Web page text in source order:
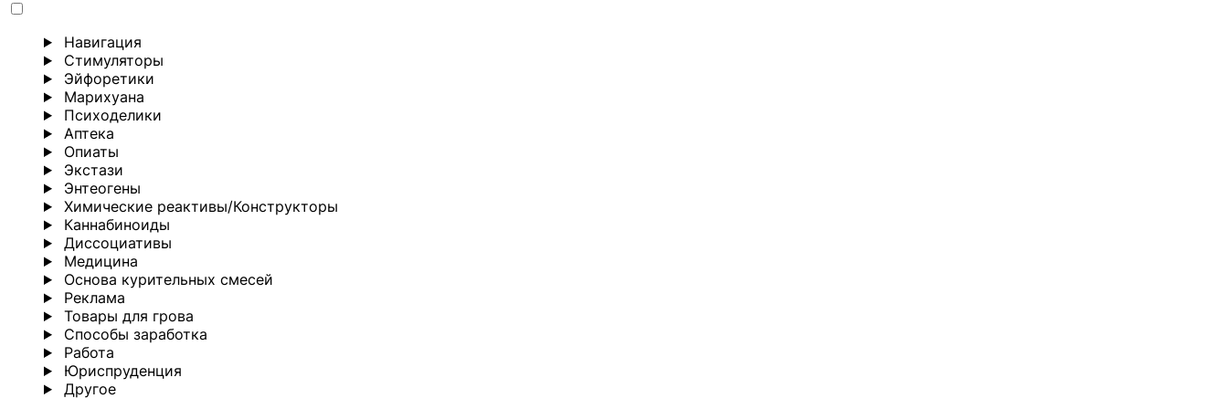
Навигация
Стимуляторы
Эйфоретики
Марихуана
Психоделики
Аптека
Опиаты
Экстази
Энтеогены
Химические реактивы/Конструкторы
Каннабиноиды
Диссоциативы
Медицина
Основа курительных смесей
Реклама
Товары для грова
Способы заработка
Работа
Юриспруденция
Другoе